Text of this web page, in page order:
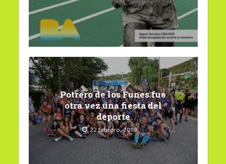
Potrero de los Funes fue
otra vez una fiesta del
deporte
22 febrero, 2019